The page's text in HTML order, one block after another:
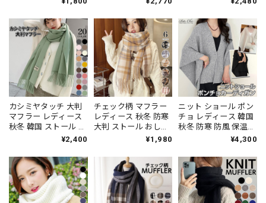
ル かわいい きれいめ
おしゃれ アウトドア
ニット 大人可愛い 大
人女子 [LS-CGH010]
め シンプル カジュア
ル 寒さ対策 ふわふわ
柔らかい 大人可愛い
大人女子 [LS-
CGZ001]
フト クリスマス 誕生
日 大人可愛い 大人女
子 [LW-CFZ030]
カシミヤタッチ 大判
マフラー レディース
秋冬 韓国 ストール 防
寒 おしゃれ かわいい
アル 通勤 通学 フリン
ジ 大人可愛い 大人女
子 [LW-CBZ007]
¥2,400
チェック柄 マフラー
レディース 秋冬 防寒
大判 ストール おしゃ
れ きれいめ 大人 かわ
ルタッチ ひざ掛け 大
人可愛い 大人女子
[LW-CDZ007]
¥1,980
ニット ショール ポン
チョ レディース 韓国
秋冬 防寒 防風 保温
カーディガン おしゃ
ったり ワイドスリー
ブ 体型カバー ニット
アウター 大人可愛い
大人女子 [LW-
CFZ012]
¥4,300